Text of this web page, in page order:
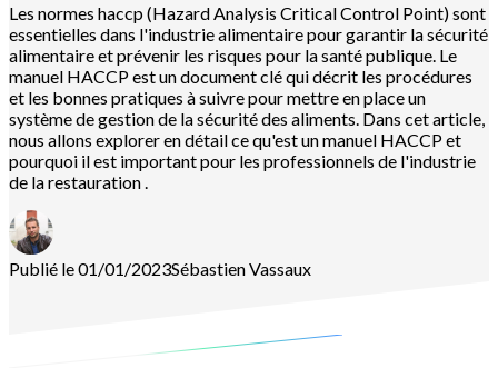
Les normes haccp (Hazard Analysis Critical Control Point) sont
essentielles dans l'industrie alimentaire pour garantir la sécurité
alimentaire et prévenir les risques pour la santé publique. Le
manuel HACCP est un document clé qui décrit les procédures
et les bonnes pratiques à suivre pour mettre en place un
système de gestion de la sécurité des aliments. Dans cet article,
nous allons explorer en détail ce qu'est un manuel HACCP et
pourquoi il est important pour les professionnels de l'industrie
de la restauration .
Publié le 01/01/2023SébastienVassaux